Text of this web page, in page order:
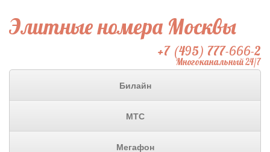
Элитные номера Москвы
+7 (495) 777-666-2
Многоканальный 24/7
Билайн
МТС
Мегафон